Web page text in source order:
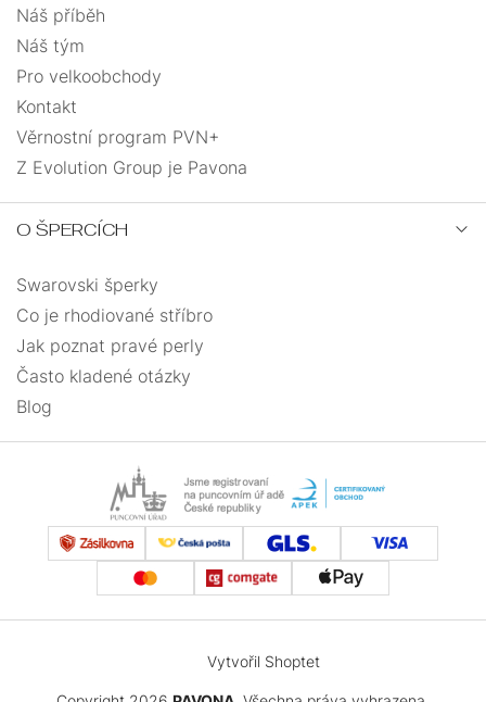
Náš příběh
Náš tým
Pro velkoobchody
Kontakt
Věrnostní program PVN+
Z Evolution Group je Pavona
O ŠPERCÍCH
Swarovski šperky
Co je rhodiované stříbro
Jak poznat pravé perly
Často kladené otázky
Blog
Vytvořil Shoptet